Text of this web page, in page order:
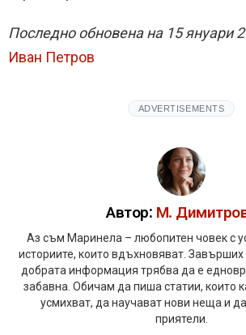
Последно обновена на 15 януари
Иван Петров
ADVERTISEMENTS
Автор: М.
Аз съм Маринела – любопитен човек с
историите, които вдъхновяват.
добрата информация трябва да е
забавна. Обичам да пиша статии, които
усмихват, да научават нови неща и
приятели.